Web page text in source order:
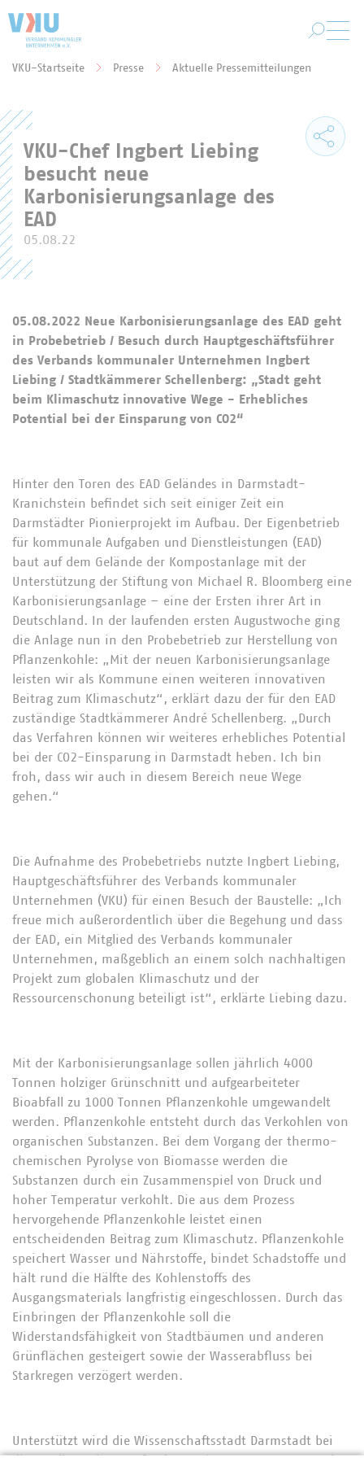
VKU-Startseite Presse Aktuelle Pressemitteilungen
VKU-Chef Ingbert Liebing
besucht neue
Karbonisierungsanlage des
EAD
05.08.22
05.08.2022 Neue Karbonisierungsanlage des EAD geht
in Probebetrieb / Besuch durch Hauptgeschäftsführer
des Verbands kommunaler Unternehmen Ingbert
Liebing / Stadtkämmerer Schellenberg: „Stadt geht
beim Klimaschutz innovative Wege - Erhebliches
Potential bei der Einsparung von CO2“
Hinter den Toren des EAD Geländes in Darmstadt-
Kranichstein befindet sich seit einiger Zeit ein
Darmstädter Pionierprojekt im Aufbau. Der Eigenbetrieb
für kommunale Aufgaben und Dienstleistungen (EAD)
baut auf dem Gelände der Kompostanlage mit der
Unterstützung der Stiftung von Michael R. Bloomberg eine
Karbonisierungsanlage – eine der Ersten ihrer Art in
Deutschland. In der laufenden ersten Augustwoche ging
die Anlage nun in den Probebetrieb zur Herstellung von
Pflanzenkohle: „Mit der neuen Karbonisierungsanlage
leisten wir als Kommune einen weiteren innovativen
Beitrag zum Klimaschutz“, erklärt dazu der für den EAD
zuständige Stadtkämmerer André Schellenberg. „Durch
das Verfahren können wir weiteres erhebliches Potential
bei der CO2-Einsparung in Darmstadt heben. Ich bin
froh, dass wir auch in diesem Bereich neue Wege
gehen.“
Die Aufnahme des Probebetriebs nutzte Ingbert Liebing,
Hauptgeschäftsführer des Verbands kommunaler
Unternehmen (VKU) für einen Besuch der Baustelle: „Ich
freue mich außerordentlich über die Begehung und dass
der EAD, ein Mitglied des Verbands kommunaler
Unternehmen, maßgeblich an einem solch nachhaltigen
Projekt zum globalen Klimaschutz und der
Ressourcenschonung beteiligt ist“, erklärte Liebing dazu.
Mit der Karbonisierungsanlage sollen jährlich 4000
Tonnen holziger Grünschnitt und aufgearbeiteter
Bioabfall zu 1000 Tonnen Pflanzenkohle umgewandelt
werden. Pflanzenkohle entsteht durch das Verkohlen von
organischen Substanzen. Bei dem Vorgang der thermo-
chemischen Pyrolyse von Biomasse werden die
Substanzen durch ein Zusammenspiel von Druck und
hoher Temperatur verkohlt. Die aus dem Prozess
hervorgehende Pflanzenkohle leistet einen
entscheidenden Beitrag zum Klimaschutz. Pflanzenkohle
speichert Wasser und Nährstoffe, bindet Schadstoffe und
hält rund die Hälfte des Kohlenstoffs des
Ausgangsmaterials langfristig eingeschlossen. Durch das
Einbringen der Pflanzenkohle soll die
Widerstandsfähigkeit von Stadtbäumen und anderen
Grünflächen gesteigert sowie der Wasserabfluss bei
Starkregen verzögert werden.
Unterstützt wird die Wissenschaftsstadt Darmstadt bei